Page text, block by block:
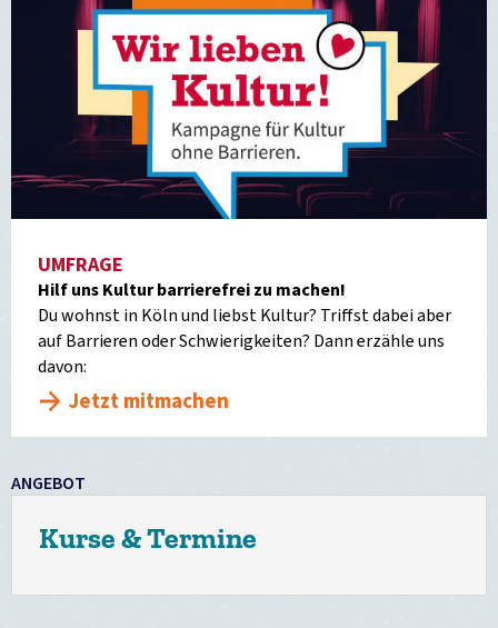
UMFRAGE
Hilf uns Kultur barrierefrei zu machen!
Du wohnst in Köln und liebst Kultur? Triffst dabei aber
auf Barrieren oder Schwierigkeiten? Dann erzähle uns
davon:
Jetzt mitmachen
ANGEBOT
Kurse & Termine